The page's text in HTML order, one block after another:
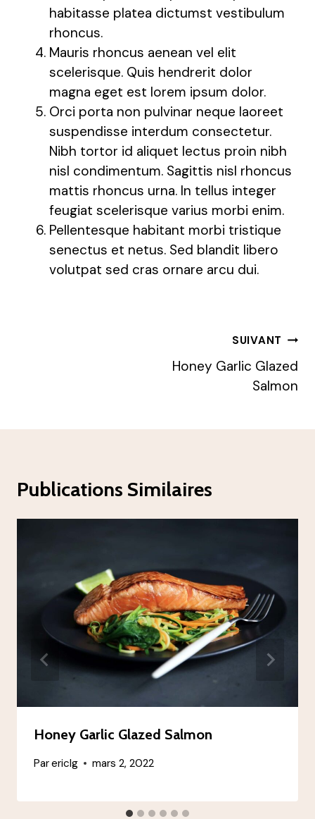
habitasse platea dictumst vestibulum
rhoncus.
Mauris rhoncus aenean vel elit
scelerisque. Quis hendrerit dolor
magna eget est lorem ipsum dolor.
Orci porta non pulvinar neque laoreet
suspendisse interdum consectetur.
Nibh tortor id aliquet lectus proin nibh
nisl condimentum. Sagittis nisl rhoncus
mattis rhoncus urna. In tellus integer
feugiat scelerisque varius morbi enim.
Pellentesque habitant morbi tristique
senectus et netus. Sed blandit libero
volutpat sed cras ornare arcu dui.
SUIVANT
Honey Garlic Glazed
Salmon
Publications Similaires
Honey Garlic Glazed Salmon
Parericlg mars 2, 2022